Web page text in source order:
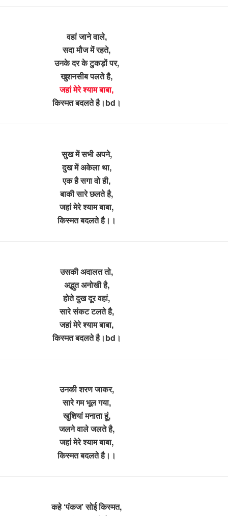
वहां जाने वाले,
सदा मौज में रहते,
उनके दर के टुकड़ों पर,
खुशनसीब पलते है,
जहां मेरे श्याम बाबा,
किस्मत बदलते है।bd।
सुख में सभी अपने,
दुख में अकेला था,
एक है सगा वो ही,
बाकी सारे छलते है,
जहां मेरे श्याम बाबा,
किस्मत बदलते है।।
उसकी अदालत तो,
अद्भुत अनोखी है,
होते दुख दूर वहां,
सारे संकट टलते है,
जहां मेरे श्याम बाबा,
किस्मत बदलते है।bd।
उनकी शरण जाकर,
सारे गम भूल गया,
खुशियां मनाता हूं,
जलने वाले जलते है,
जहां मेरे श्याम बाबा,
किस्मत बदलते है।।
कहे ‘पंकज’ सोई किस्मत,